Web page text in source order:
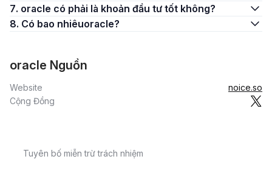
7. oracle có phải là khoản đầu tư tốt không?
8. Có bao nhiêuoracle?
oracle Nguồn
Website
noice.so
Cộng Đồng
Tuyên bố miễn trừ trách nhiệm